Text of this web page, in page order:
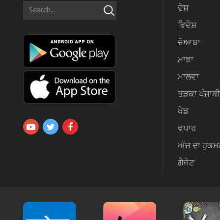
ਦੇਸ਼
ਵਿਦੇਸ਼
ਦੋਆਬਾ
ਮਾਝਾ
ਮਾਲਵਾ
ਤੜਕਾ ਪੰਜਾਬੀ
ਖੇਡ
ਵਪਾਰ
ਅੱਜ ਦਾ
ਗੈਜੇਟ